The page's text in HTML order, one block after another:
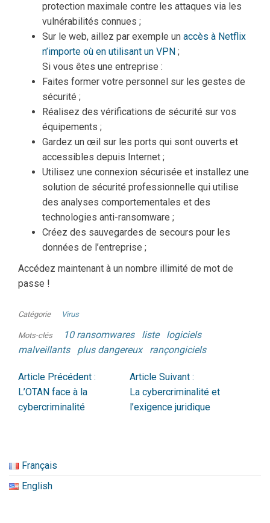
protection maximale contre les attaques via les
vulnérabilités connues ;
Sur le web, aillez par exemple un accès à Netflix
n’importe où en utilisant un VPN ;
Si vous êtes une entreprise :
Faites former votre personnel sur les gestes de
sécurité ;
Réalisez des vérifications de sécurité sur vos
équipements ;
Gardez un œil sur les ports qui sont ouverts et
accessibles depuis Internet ;
Utilisez une connexion sécurisée et installez une
solution de sécurité professionnelle qui utilise
des analyses comportementales et des
technologies anti-ransomware ;
Créez des sauvegardes de secours pour les
données de l’entreprise ;
Accédez maintenant à un nombre illimité de mot de
passe !
Catégorie Virus
Mots-clés 10 ransomwares liste
logiciels
malveillants
plus dangereux rançongiciels
Article Précédent :
L’OTAN face à la
cybercriminalité
Article Suivant :
La cybercriminalité et
l’exigence juridique
Français
English